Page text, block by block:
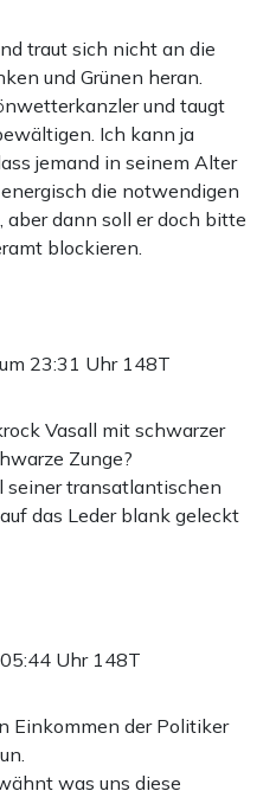
traut sich nicht an die
und Grünen heran.
und taugt
Ich kann ja
jemand in seinem Alter
die notwendigen
aber dann soll er doch bitte
blockieren.
23:31 Uhr 148T
Vasall mit schwarzer
Zunge?
seiner transatlantischen
das Leder blank geleckt
Uhr 148T
Einkommen der Politiker
was uns diese